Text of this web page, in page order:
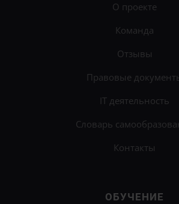
О проекте
Команда
Отзывы
Правовые
IT деятельность
Словарь
Контакты
ОБУЧЕНИЕ